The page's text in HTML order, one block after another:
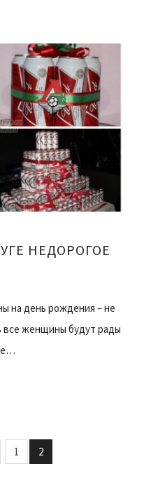
НЕДОРОГОЕ
на день рождения – не
все женщины будут рады
1 2